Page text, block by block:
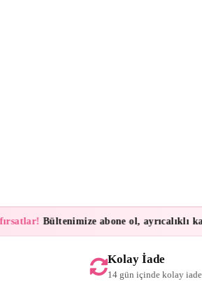
Bültenimize abone ol, ayrıcalıklı
Kolay İade
14 gün içinde kolay iade